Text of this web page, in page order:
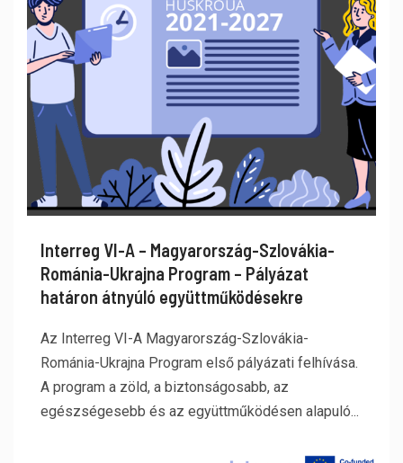
Interreg VI-A – Magyarország-Szlovákia-
Románia-Ukrajna Program – Pályázat
határon átnyúló együttműködésekre
Az Interreg VI-A Magyarország-Szlovákia-
Románia-Ukrajna Program első pályázati felhívása.
A program a zöld, a biztonságosabb, az
egészségesebb és az együttműködésen alapuló...